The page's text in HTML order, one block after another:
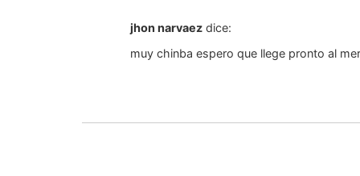
jhon narvaez dice:
muy chinba espero que llege pronto al